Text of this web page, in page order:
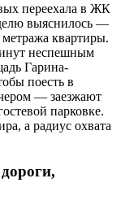
переехала в ЖК
выяснилось —
метража квартиры.
неспешным
Гарина-
поесть в
— заезжают
парковке.
а радиус охвата